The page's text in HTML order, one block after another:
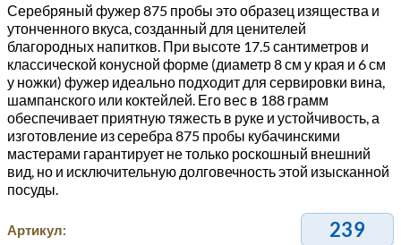
Серебряный фужер 875 пробы это образец изящества и
утонченного вкуса, созданный для ценителей
благородных напитков. При высоте 17.5 сантиметров и
классической конусной форме (диаметр 8 см у края и 6 см
у ножки) фужер идеально подходит для сервировки вина,
шампанского или коктейлей. Его вес в 188 грамм
обеспечивает приятную тяжесть в руке и устойчивость, а
изготовление из серебра 875 пробы кубачинскими
мастерами гарантирует не только роскошный внешний
вид, но и исключительную долговечность этой изысканной
посуды.
Артикул: 239